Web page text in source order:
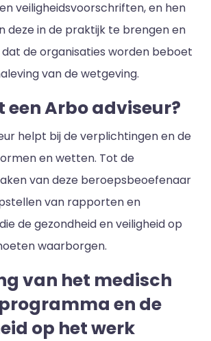
veiligheidsvoorschriften, en hen
deze in de praktijk te brengen en
de organisaties worden beboet
van de wetgeving.
een Arbo adviseur?
helpt bij de verplichtingen en de
en wetten. Tot de
van deze beroepsbeoefenaar
van rapporten en
de gezondheid en veiligheid op
waarborgen.
van het medisch
en de
op het werk